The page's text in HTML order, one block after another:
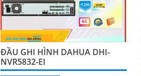
ĐẦU GHI HÌNH DAHUA DHI-
NVR5832-EI